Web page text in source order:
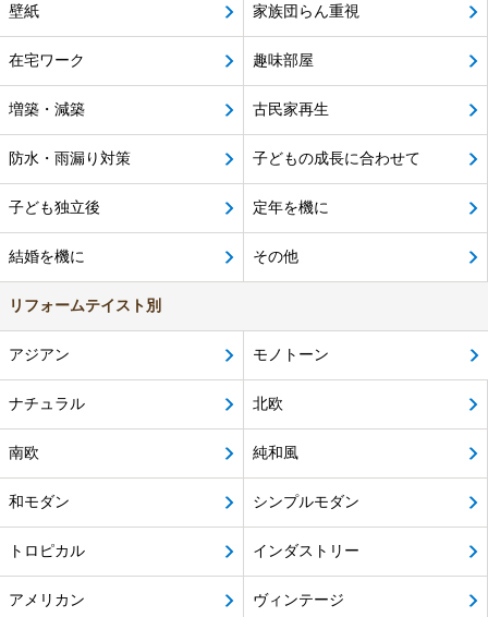
壁紙 家族団らん重視
在宅ワーク 趣味部屋
増築・減築 古民家再生
防水・雨漏り対策 子どもの成長に合わせて
子ども独立後 定年を機に
結婚を機に その他
リフォームテイスト別
アジアン モノトーン
ナチュラル 北欧
南欧 純和風
和モダン シンプルモダン
トロピカル インダストリー
アメリカン ヴィンテージ